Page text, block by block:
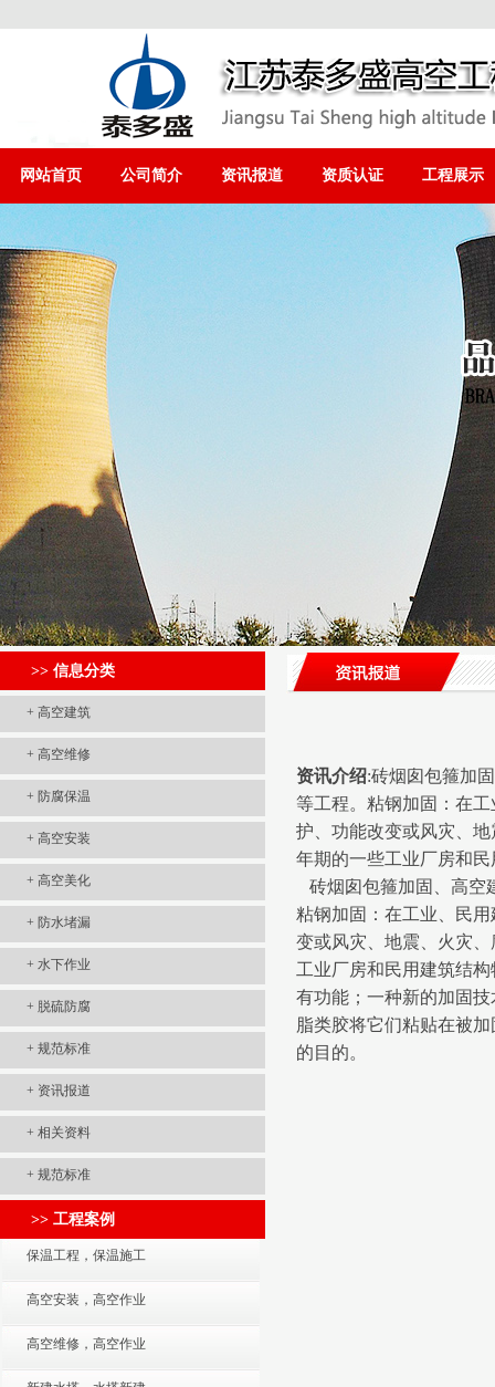
网站首页 公司简介 资讯报道 资质认证 工程展示
>> 信息分类
+ 高空建筑
+ 高空维修
+ 防腐保温
+ 高空安装
+ 高空美化
+ 防水堵漏
+ 水下作业
+ 脱硫防腐
+ 规范标准
+ 资讯报道
+ 相关资料
+ 规范标准
>> 工程案例
保温工程，保温施工
高空安装，高空作业
高空维修，高空作业
资讯介绍:砖烟囱包箍加
等工程。粘钢加固：在
护、功能改变或风灾、
年期的一些工业厂房和
砖烟囱包箍加固、高空
粘钢加固：在工业、民
变或风灾、地震、火灾
工业厂房和民用建筑结
有功能；一种新的加固
脂类胶将它们粘贴在被
的目的。